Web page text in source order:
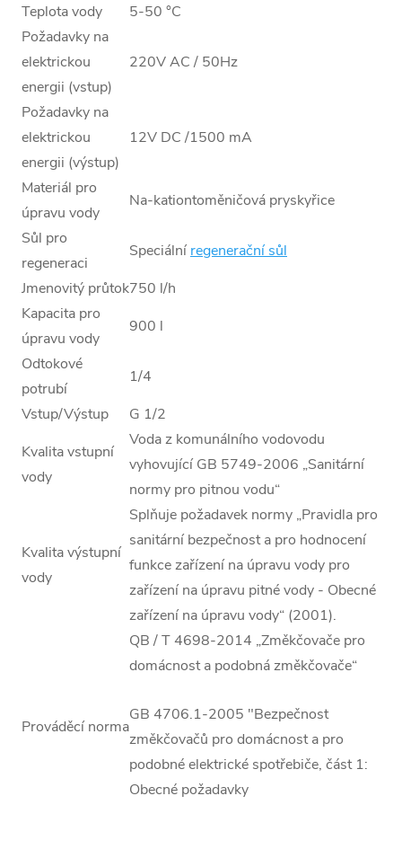
Teplota vody
5-50 °C
Požadavky na
elektrickou
energii (vstup)
220V AC / 50Hz
Požadavky na
elektrickou
energii (výstup)
12V DC /1500 mA
Materiál pro
úpravu vody
Na-kationtoměničová pryskyřice
Sůl pro
regeneraci
Speciálníregenerační sůl
Jmenovitý průtok750 l/h
Kapacita pro
úpravu vody
900 l
Odtokové
potrubí
1/4
Vstup/Výstup
G 1/2
Kvalita vstupní
vody
Voda z komunálního vodovodu
vyhovující GB 5749-2006 „Sanitární
normy pro pitnou vodu“
Kvalita výstupní
vody
Splňuje požadavek normy „Pravidla pro
sanitární bezpečnost a pro hodnocení
funkce zařízení na úpravu vody pro
zařízení na úpravu pitné vody - Obecné
zařízení na úpravu vody“ (2001).
Prováděcí norma
QB / T 4698-2014 „Změkčovače pro
domácnost a podobná změkčovače“
GB 4706.1-2005 "Bezpečnost
změkčovačů pro domácnost a pro
podobné elektrické spotřebiče, část 1:
Obecné požadavky